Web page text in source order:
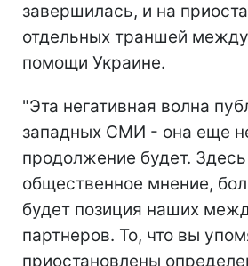
завершилась, и на
отдельных траншей
помощи Украине.
"Эта негативная волна
западных СМИ - она еще
продолжение будет.
общественное мнение,
будет позиция наших
партнеров. То, что вы
приостановлены